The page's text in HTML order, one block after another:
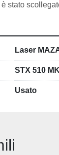
stato
Laser
STX 510 MK
Usato